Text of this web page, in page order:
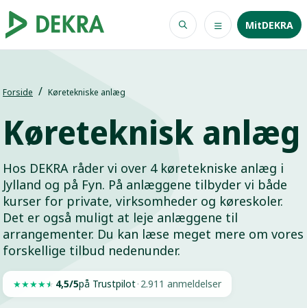
MitDEKRA
Forside Køretekniske anlæg
Køreteknisk anlæg
Hos DEKRA råder vi over 4 køretekniske anlæg i
Jylland og på Fyn. På anlæggene tilbyder vi både
kurser for private, virksomheder og køreskoler.
Det er også muligt at leje anlæggene til
arrangementer. Du kan læse meget mere om vores
forskellige tilbud nedenunder.
★★★★★ 4,5/5på Trustpilot· 2.911 anmeldelser